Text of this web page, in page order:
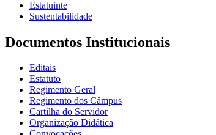
Estatuinte
Sustentabilidade
Documentos Institucionais
Editais
Estatuto
Regimento Geral
Regimento dos Câmpus
Cartilha do Servidor
Organização Didática